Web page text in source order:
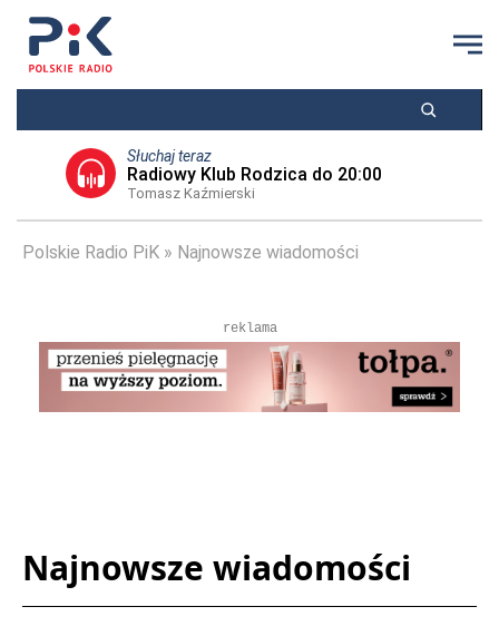
Słuchaj teraz
Radiowy Klub Rodzica do 20:00
Tomasz Kaźmierski
Polskie Radio PiK Najnowsze wiadomości
reklama
Najnowsze wiadomości